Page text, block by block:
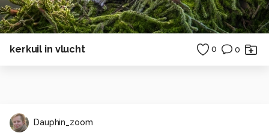
kerkuil in vlucht 0 0
Dauphin_zoom